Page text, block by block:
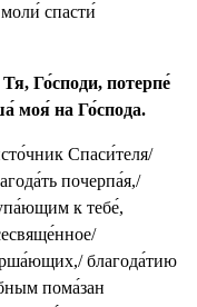
спасти́
Го́споди, потерпе́
моя́ на Го́спода.
Спаси́теля/
почерпа́я,/
к тебе́,
благода́тию
пома́зан